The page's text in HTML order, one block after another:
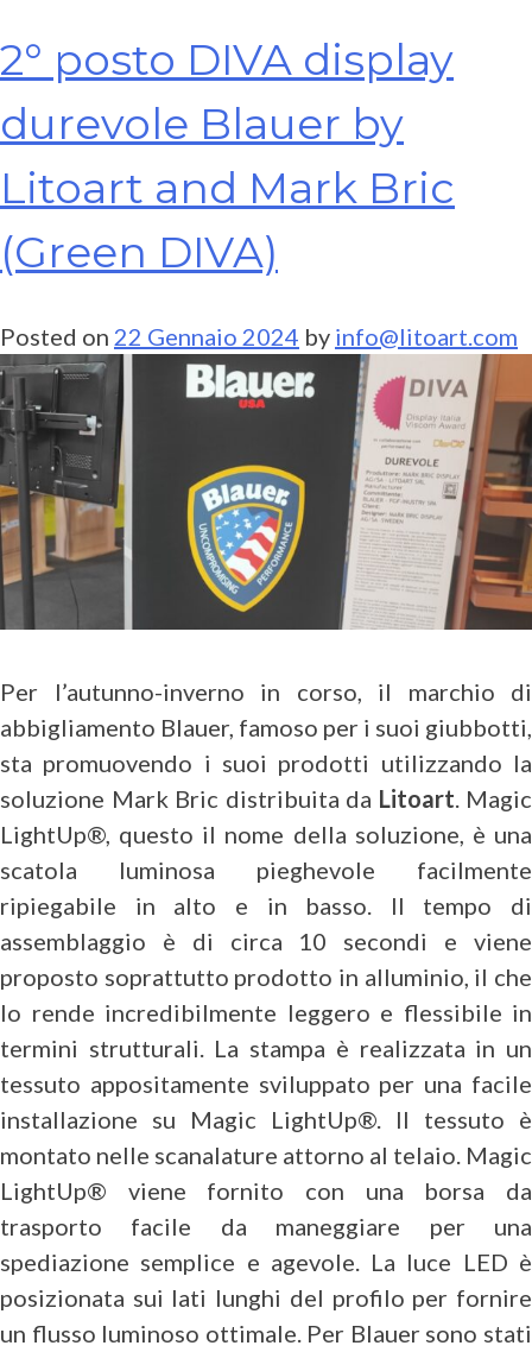
2° posto DIVA display
durevole Blauer by
Litoart and Mark Bric
(Green DIVA)
Posted on 22 Gennaio 2024 by info@litoart.com
Per l’autunno-inverno in corso, il marchio di
abbigliamento Blauer, famoso per i suoi giubbotti,
sta promuovendo i suoi prodotti utilizzando la
soluzione Mark Bric distribuita da Litoart . Magic
LightUp®, questo il nome della soluzione, è una
scatola luminosa pieghevole facilmente
ripiegabile in alto e in basso. Il tempo di
assemblaggio è di circa 10 secondi e viene
proposto soprattutto prodotto in alluminio, il che
lo rende incredibilmente leggero e flessibile in
termini strutturali. La stampa è realizzata in un
tessuto appositamente sviluppato per una facile
installazione su Magic LightUp®. Il tessuto è
montato nelle scanalature attorno al telaio. Magic
LightUp® viene fornito con una borsa da
trasporto facile da maneggiare per una
spediazione semplice e agevole. La luce LED è
posizionata sui lati lunghi del profilo per fornire
un flusso luminoso ottimale. Per Blauer sono stati